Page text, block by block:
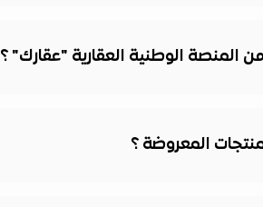
الوطنية العقارية "عقارك" ؟
المعروضة ؟